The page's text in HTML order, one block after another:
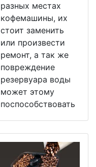
разных местах
кофемашины, их
стоит заменить
или произвести
ремонт, а так же
повреждение
резервуара воды
может этому
поспособствовать